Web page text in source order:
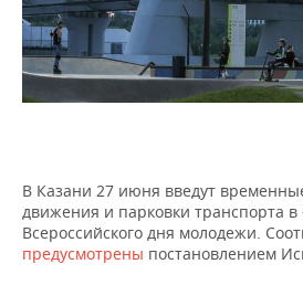
ЭНЕРГЕТИКА
УСЛУГИ
МЕДИА
ТЕЛЕКОММУНИКАЦИИ
ВЫЕЗДНАЯ РЕДАКЦИЯ
БИЗНЕС-БРАНЧИ
НОВОСТИ СПОРТА
ФУТБОЛ
ВОЛЕЙБОЛ
ОБЩЕСТВО
НОВОСТИ ОБЩЕСТВА
ИСТОРИЯ
ФОТОГАЛЕРЕЯ
СПИСОК ПЕРСОН
ПОЛНАЯ ВЕРСИЯ
В Казани 27 июня введут
движения и парковки транспорта
Всероссийского дня молодежи.
предусмотрены постановлением